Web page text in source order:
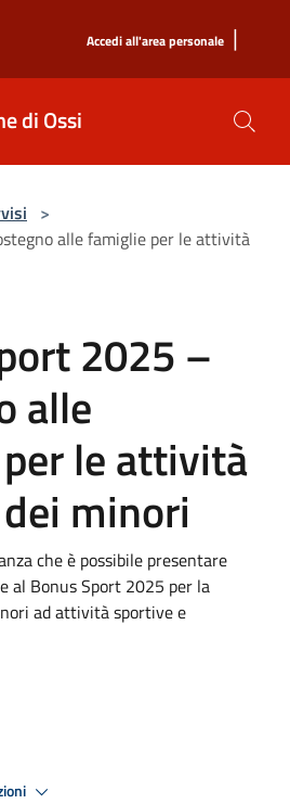
Accedi all'area personale |
di Ossi
>
alle famiglie per le attività
2025 –
alle
le attività
minori
che è possibile presentare
al Bonus Sport 2025 per la
ad attività sportive e